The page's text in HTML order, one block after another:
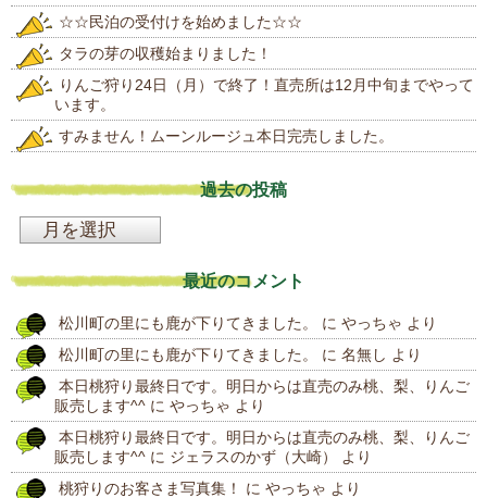
☆☆民泊の受付けを始めました☆☆
タラの芽の収穫始まりました！
りんご狩り24日（月）で終了！直売所は12月中旬までやって
います。
すみません！ムーンルージュ本日完売しました。
過去の投稿
投
稿
最近のコメント
松川町の里にも鹿が下りてきました。 に やっちゃ より
松川町の里にも鹿が下りてきました。
に 名無し より
本日桃狩り最終日です。明日からは直売のみ桃、梨、りんご
販売します^^ に やっちゃ より
本日桃狩り最終日です。明日からは直売のみ桃、梨、りんご
販売します^^ に ジェラスのかず（大崎）
より
桃狩りのお客さま写真集！
に やっちゃ より